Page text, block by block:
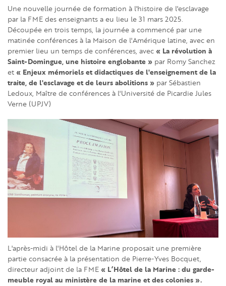
Une nouvelle journée de formation à l'histoire de l'esclavage
par la FME des enseignants a eu lieu le 31 mars 2025.
Découpée en trois temps, la journée a commencé par une
matinée conférences à la Maison de l'Amérique latine, avec en
premier lieu un temps de conférences, avec « La révolution à
Saint-Domingue, une histoire englobante » par Romy Sanchez
et « Enjeux mémoriels et didactiques de l'enseignement de la
traite, de l'esclavage et de leurs abolitions » par Sébastien
Ledoux, Maître de conférences à l'Université de Picardie Jules
Verne (UPJV)
L'après-midi à l'Hôtel de la Marine proposait une première
partie consacrée à la présentation de Pierre-Yves Bocquet,
directeur adjoint de la FME « L’Hôtel de la Marine : du garde-
meuble royal au ministère de la marine et des colonies ».